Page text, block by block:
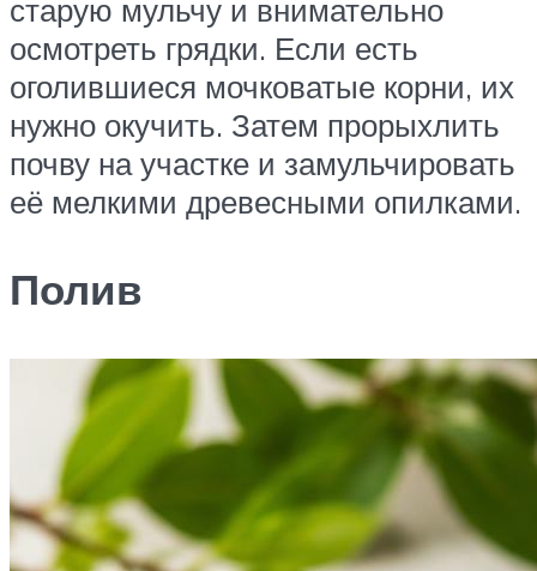
старую мульчу и внимательно
осмотреть грядки. Если есть
оголившиеся мочковатые корни, их
нужно окучить. Затем прорыхлить
почву на участке и замульчировать
её мелкими древесными опилками.
Полив